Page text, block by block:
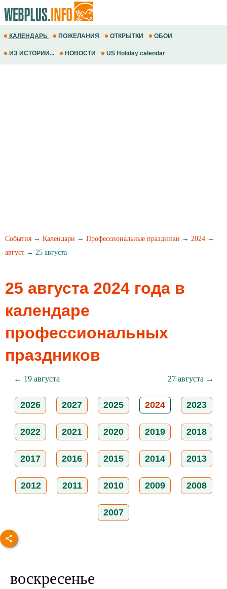
КАЛЕНДАРЬ ПОЖЕЛАНИЯ ОТКРЫТКИ ОБОИ
ИЗ ИСТОРИИ... НОВОСТИ US Holiday calendar
События → Календари → Профессиональные праздники → 2024 →
август → 25 августа
25 августа 2024 года в
календаре
профессиональных
праздников
← 19 августа 27 августа →
2026 2027 2025 2024 2023
2022 2021 2020 2019 2018
2017 2016 2015 2014 2013
2012 2011 2010 2009 2008
2007
воскресенье